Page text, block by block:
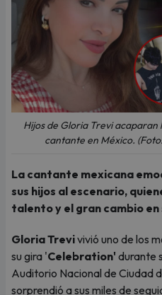
Hijos de Gloria Trevi
cantante en México.
La cantante mexicana
sus hijos al escenario,
talento y el gran cambio
Gloria Trevivivió uno de los
su gira 'Celebration' durante
Auditorio Nacional de Ciudad
sorprendió a sus miles de